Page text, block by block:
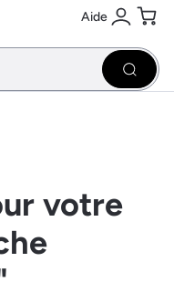
Aide
Se
votre